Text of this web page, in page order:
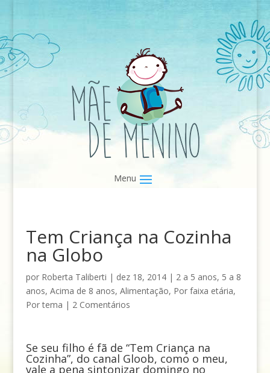
Tem Criança na Cozinha
na Globo
por Roberta Taliberti | dez 18, 2014| 2 a 5 anos, 5 a 8
anos, Acima de 8 anos, Alimentação, Por faixa etária,
Por tema | 2 Comentários
Se seu filho é fã de “Tem Criança na
Cozinha”, do canal Gloob, como o meu,
vale a pena sintonizar domingo no